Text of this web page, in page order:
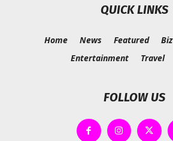
QUICK LINKS
Home News Featured Biz
Entertainment
Travel
FOLLOW US